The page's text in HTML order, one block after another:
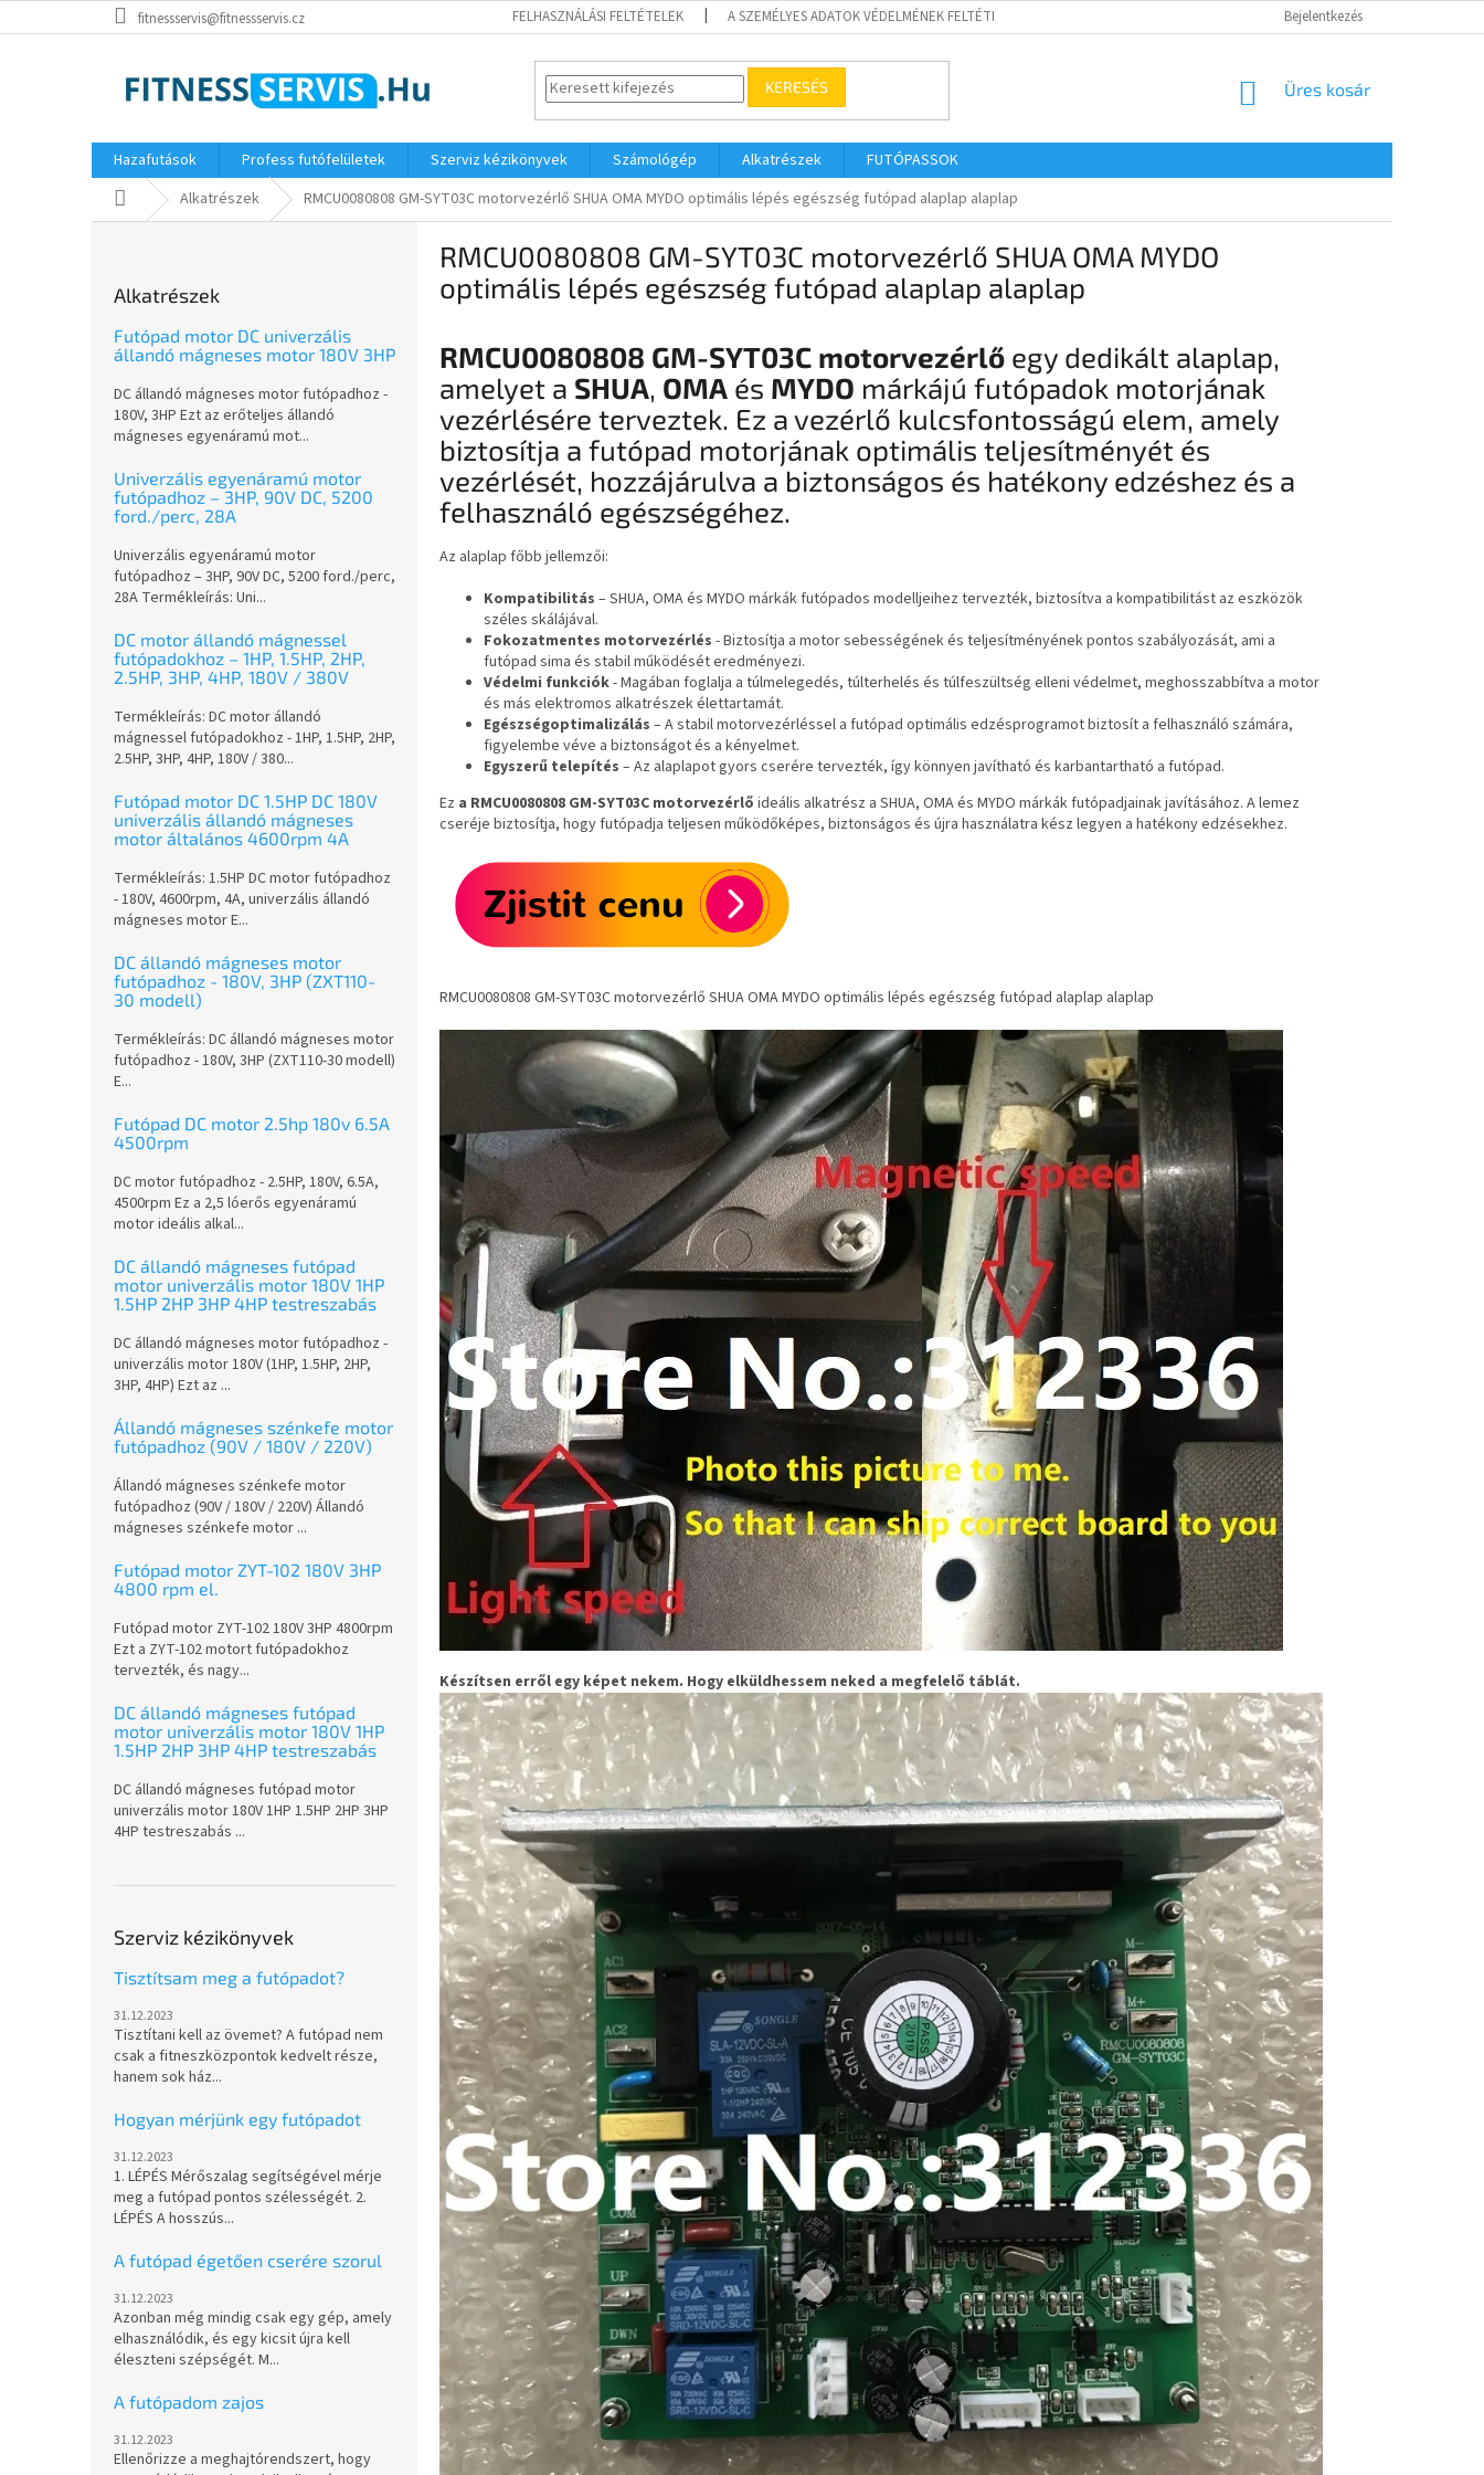
a
fitnessservis@fitnessservis.cz FELHASZNÁLÁSI FELTÉTELEK A SZEMÉLYES ADATOK VÉDELMÉNEK FELTÉTELEI Bejelentkezés
KERESÉS KOSÁR
Üres kosár
Hazafutások Profess futófelületek Szerviz kézikönyvek Számológép Alkatrészek
FUTÓPASSOK
KezdőlapAlkatrészek RMCU0080808 GM-SYT03C motorvezérlő SHUA OMA MYDO optimális lépés egészség futópad alaplap alaplap
Alkatrészek
Futópad motor DC univerzális
állandó mágneses motor 180V 3HP
DC állandó mágneses motor futópadhoz -
180V, 3HP Ezt az erőteljes állandó
mágneses egyenáramú mot...
Univerzális egyenáramú motor
futópadhoz – 3HP, 90V DC, 5200
ford./perc, 28A
Univerzális egyenáramú motor
futópadhoz – 3HP, 90V DC, 5200 ford./perc,
28A Termékleírás: Uni...
DC motor állandó mágnessel
futópadokhoz – 1HP, 1.5HP, 2HP,
2.5HP, 3HP, 4HP, 180V / 380V
Termékleírás: DC motor állandó
mágnessel futópadokhoz - 1HP, 1.5HP, 2HP,
2.5HP, 3HP, 4HP, 180V / 380...
Futópad motor DC 1.5HP DC 180V
univerzális állandó mágneses
motor általános 4600rpm 4A
Termékleírás: 1.5HP DC motor futópadhoz
- 180V, 4600rpm, 4A, univerzális állandó
mágneses motor E...
DC állandó mágneses motor
futópadhoz - 180V, 3HP (ZXT110-
30 modell)
Termékleírás: DC állandó mágneses motor
futópadhoz - 180V, 3HP (ZXT110-30 modell)
E...
Futópad DC motor 2.5hp 180v 6.5A
4500rpm
DC motor futópadhoz - 2.5HP, 180V, 6.5A,
4500rpm Ez a 2,5 lóerős egyenáramú
motor ideális alkal...
DC állandó mágneses futópad
motor univerzális motor 180V 1HP
1.5HP 2HP 3HP 4HP testreszabás
DC állandó mágneses motor futópadhoz -
univerzális motor 180V (1HP, 1.5HP, 2HP,
3HP, 4HP) Ezt az ...
Állandó mágneses szénkefe motor
futópadhoz (90V / 180V / 220V)
Állandó mágneses szénkefe motor
futópadhoz (90V / 180V / 220V) Állandó
mágneses szénkefe motor ...
Futópad motor ZYT-102 180V 3HP
4800 rpm el.
Futópad motor ZYT-102 180V 3HP 4800rpm
Ezt a ZYT-102 motort futópadokhoz
tervezték, és nagy...
DC állandó mágneses futópad
motor univerzális motor 180V 1HP
1.5HP 2HP 3HP 4HP testreszabás
DC állandó mágneses futópad motor
univerzális motor 180V 1HP 1.5HP 2HP 3HP
4HP testreszabás ...
Szerviz kézikönyvek
Tisztítsam meg a futópadot?
31.12.2023
Tisztítani kell az övemet? A futópad nem
csak a fitneszközpontok kedvelt része,
hanem sok ház...
Hogyan mérjünk egy futópadot
31.12.2023
1. LÉPÉS Mérőszalag segítségével mérje
meg a futópad pontos szélességét. 2.
LÉPÉS A hosszús...
A futópad égetően cserére szorul
31.12.2023
Azonban még mindig csak egy gép, amely
elhasználódik, és egy kicsit újra kell
éleszteni szépségét. M...
A futópadom zajos
31.12.2023
Ellenőrizze a meghajtórendszert, hogy
RMCU0080808 GM-SYT03C motorvezérlő SHUA OMA MYDO
optimális lépés egészség futópad alaplap alaplap
RMCU0080808 GM-SYT03C motorvezérlő egy dedikált alaplap,
amelyet a SHUA, OMA és MYDO márkájú futópadok motorjának
vezérlésére terveztek. Ez a vezérlő kulcsfontosságú elem, amely
biztosítja a futópad motorjának optimális teljesítményét és
vezérlését, hozzájárulva a biztonságos és hatékony edzéshez és a
felhasználó egészségéhez.
Az alaplap főbb jellemzői:
Kompatibilitás – SHUA, OMA és MYDO márkák futópados modelljeihez tervezték, biztosítva a kompatibilitást az eszközök
széles skálájával.
Fokozatmentes motorvezérlés - Biztosítja a motor sebességének és teljesítményének pontos szabályozását, ami a
futópad sima és stabil működését eredményezi.
Védelmi funkciók- Magában foglalja a túlmelegedés, túlterhelés és túlfeszültség elleni védelmet, meghosszabbítva a motor
és más elektromos alkatrészek élettartamát.
Egészségoptimalizálás – A stabil motorvezérléssel a futópad optimális edzésprogramot biztosít a felhasználó számára,
figyelembe véve a biztonságot és a kényelmet.
Egyszerű telepítés – Az alaplapot gyors cserére tervezték, így könnyen javítható és karbantartható a futópad.
Ez a RMCU0080808 GM-SYT03C motorvezérlő ideális alkatrész a SHUA, OMA és MYDO márkák futópadjainak javításához. A lemez
cseréje biztosítja, hogy futópadja teljesen működőképes, biztonságos és újra használatra kész legyen a hatékony edzésekhez.
RMCU0080808 GM-SYT03C motorvezérlő SHUA OMA MYDO optimális lépés egészség futópad alaplap alaplap
Készítsen erről egy képet nekem. Hogy elküldhessem neked a megfelelő táblát.